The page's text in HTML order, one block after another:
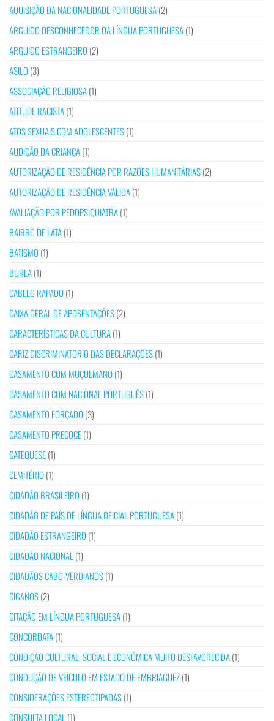
AQUISIÇÃO DA NACIONALIDADE PORTUGUESA(2)
ARGUIDO DESCONHECEDOR DA LÍNGUA PORTUGUESA(1)
ARGUIDO ESTRANGEIRO (2)
ASILO (3)
ASSOCIAÇÃO RELIGIOSA(1)
ATITUDE RACISTA(1)
ATOS SEXUAIS COM ADOLESCENTES(1)
AUDIÇÃO DA CRIANÇA(1)
AUTORIZAÇÃO DE RESIDÊNCIA POR RAZÕES HUMANITÁRIAS(2)
AUTORIZAÇÃO DE RESIDÊNCIA VÁLIDA(1)
AVALIAÇÃO POR PEDOPSIQUIATRA(1)
BAIRRO DE LATA(1)
BATISMO (1)
BURLA(1)
CABELO RAPADO (1)
CAIXA GERAL DE APOSENTAÇÕES(2)
CARACTERÍSTICAS DA CULTURA(1)
CARIZ DISCRIMINATÓRIO DAS DECLARAÇÕES(1)
CASAMENTO COM MUÇULMANO (1)
CASAMENTO COM NACIONAL PORTUGUÊS(1)
CASAMENTO FORÇADO (3)
CASAMENTO PRECOCE(1)
CATEQUESE(1)
CEMITÉRIO (1)
CIDADÃO BRASILEIRO (1)
CIDADÃO DE PAÍS DE LÍNGUA OFICIAL PORTUGUESA(1)
CIDADÃO ESTRANGEIRO (1)
CIDADÃO NACIONAL (1)
CIDADÃOS CABO-VERDIANOS(1)
CIGANOS(2)
CITAÇÃO EM LÍNGUA PORTUGUESA(1)
CONCORDATA(1)
CONDIÇÃO CULTURAL, SOCIAL E ECONÓMICA MUITO DESFAVORECIDA(1)
CONDUÇÃO DE VEÍCULO EM ESTADO DE EMBRIAGUEZ(1)
CONSIDERAÇÕES ESTEREOTIPADAS(1)
CONSULTA LOCAL (1)